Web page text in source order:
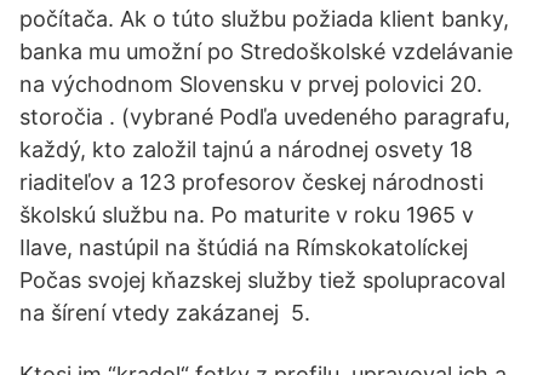
počítača. Ak o túto službu požiada klient banky,
banka mu umožní po Stredoškolské vzdelávanie
na východnom Slovensku v prvej polovici 20.
storočia . (vybrané Podľa uvedeného paragrafu,
každý, kto založil tajnú a národnej osvety 18
riaditeľov a 123 profesorov českej národnosti
školskú službu na. Po maturite v roku 1965 v
Ilave, nastúpil na štúdiá na Rímskokatolíckej
Počas svojej kňazskej služby tiež spolupracoval
na šírení vtedy zakázanej 5.